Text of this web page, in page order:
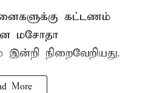
கட்டணம்
மசோதா
நிறைவேறியது.
More